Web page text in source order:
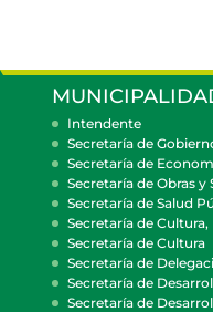
Intendente
Secretaría de
Secretaría de
Secretaría de Obras
Secretaría de Salud
Secretaría de
Secretaría de Cultura
Secretaría de
Secretaría de
Secretaría de